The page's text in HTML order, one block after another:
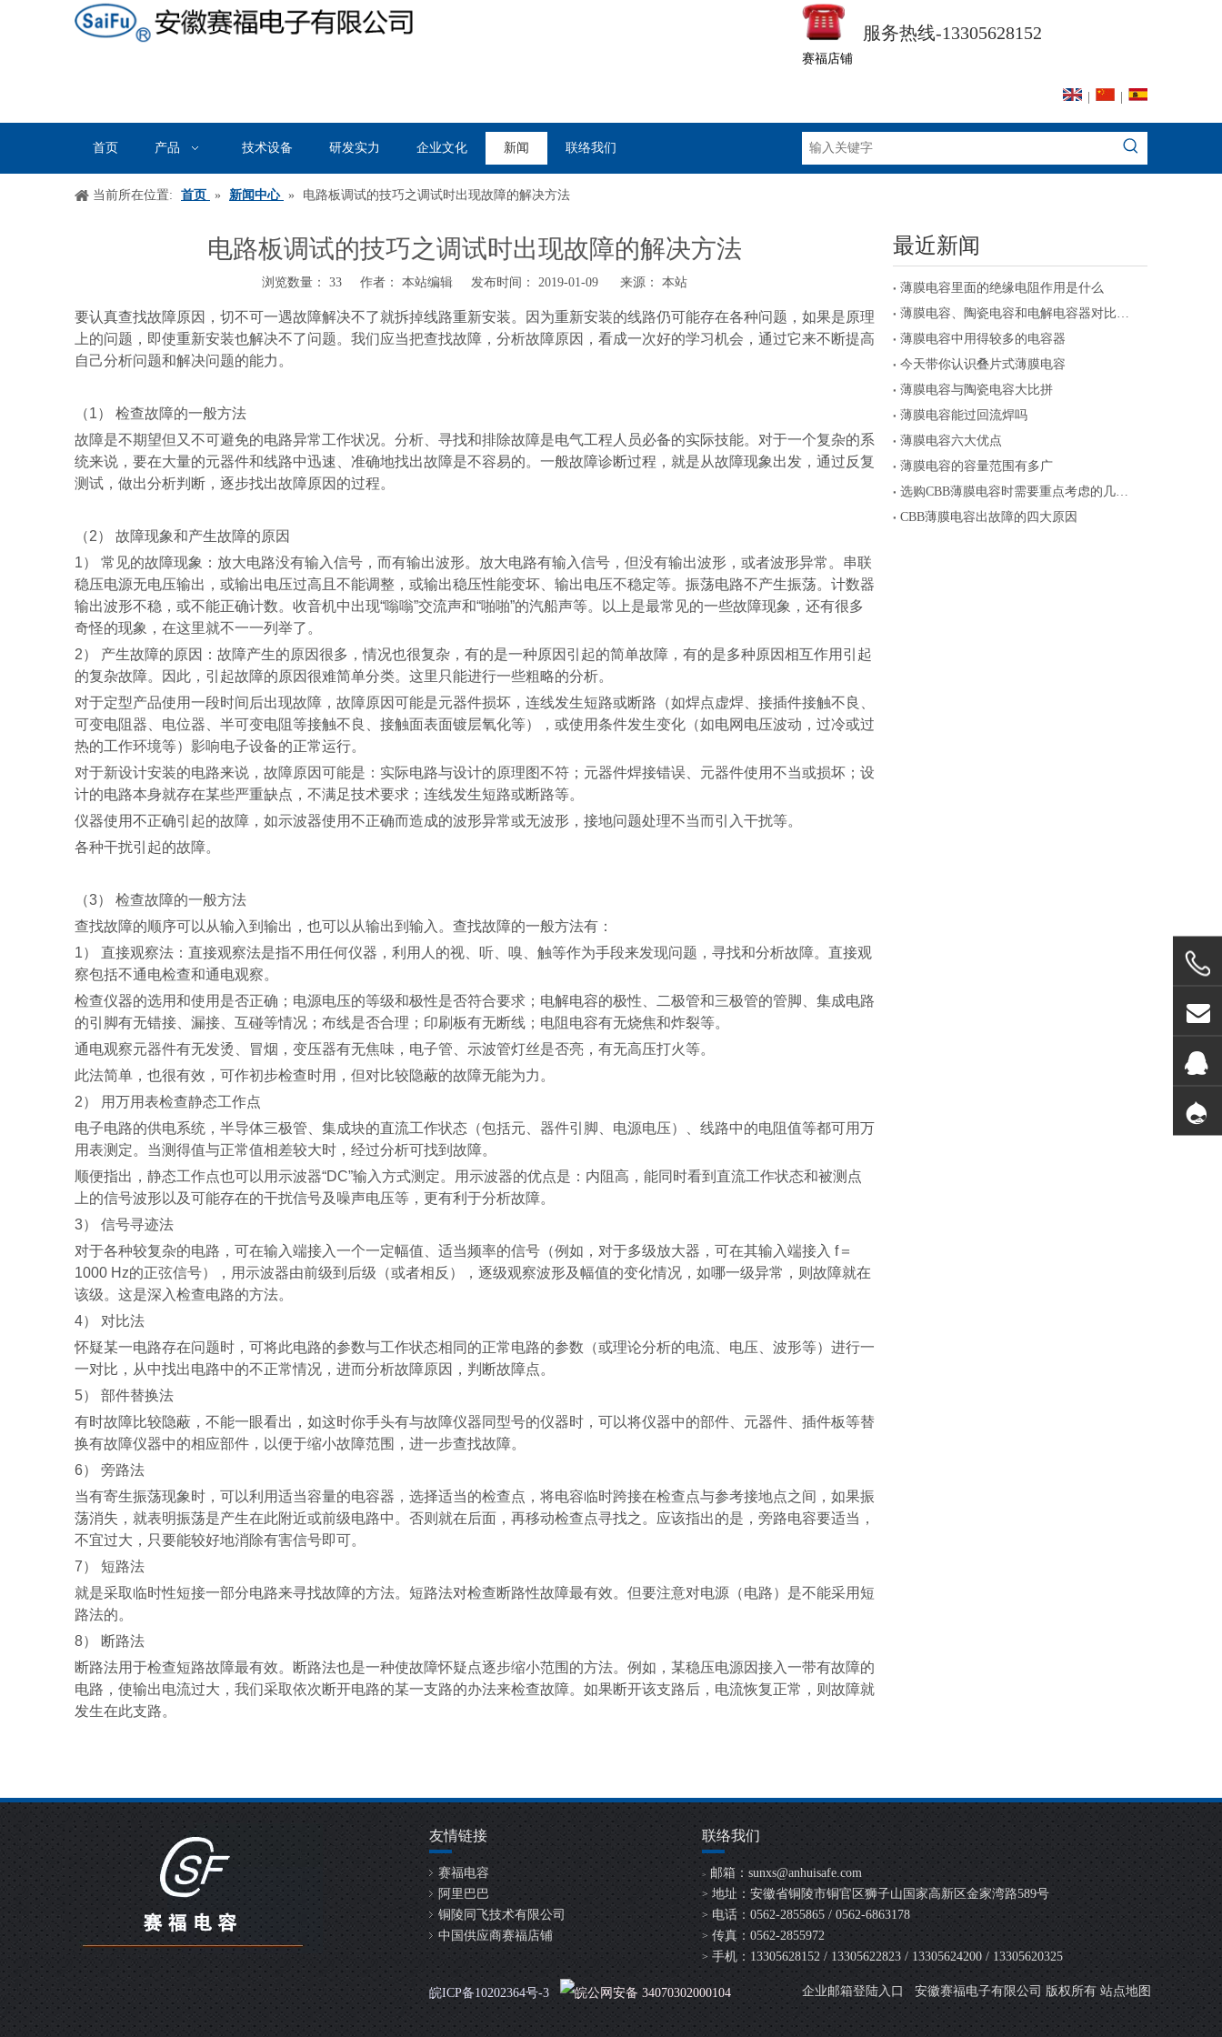
服务热线-13305628152
赛福店铺
首页 产品 技术设备 研发实力 企业文化 新闻 联络我们
当前所在位置: 首页 » 新闻中心 » 电路板调试的技巧之调试时出现故障的解决方法
电路板调试的技巧之调试时出现故障的解决方法
浏览数量： 33 作者： 本站编辑 发布时间： 2019-01-09 来源： 本站
["wechat","weibo","qzone","douban","email"]
要认真查找故障原因，切不可一遇故障解决不了就拆掉线路重新安装。因为重新安装的线路仍可能存在各种问题，如果是原理
上的问题，即使重新安装也解决不了问题。我们应当把查找故障，分析故障原因，看成一次好的学习机会，通过它来不断提高
自己分析问题和解决问题的能力。
（1） 检查故障的一般方法
故障是不期望但又不可避免的电路异常工作状况。分析、寻找和排除故障是电气工程人员必备的实际技能。对于一个复杂的系
统来说，要在大量的元器件和线路中迅速、准确地找出故障是不容易的。一般故障诊断过程，就是从故障现象出发，通过反复
测试，做出分析判断，逐步找出故障原因的过程。
（2） 故障现象和产生故障的原因
1） 常见的故障现象：放大电路没有输入信号，而有输出波形。放大电路有输入信号，但没有输出波形，或者波形异常。串联
稳压电源无电压输出，或输出电压过高且不能调整，或输出稳压性能变坏、输出电压不稳定等。振荡电路不产生振荡。计数器
输出波形不稳，或不能正确计数。收音机中出现“嗡嗡”交流声和“啪啪”的汽船声等。以上是最常见的一些故障现象，还有很多
奇怪的现象，在这里就不一一列举了。
2） 产生故障的原因：故障产生的原因很多，情况也很复杂，有的是一种原因引起的简单故障，有的是多种原因相互作用引起
的复杂故障。因此，引起故障的原因很难简单分类。这里只能进行一些粗略的分析。
对于定型产品使用一段时间后出现故障，故障原因可能是元器件损坏，连线发生短路或断路（如焊点虚焊、接插件接触不良、
可变电阻器、电位器、半可变电阻等接触不良、接触面表面镀层氧化等），或使用条件发生变化（如电网电压波动，过冷或过
热的工作环境等）影响电子设备的正常运行。
对于新设计安装的电路来说，故障原因可能是：实际电路与设计的原理图不符；元器件焊接错误、元器件使用不当或损坏；设
计的电路本身就存在某些严重缺点，不满足技术要求；连线发生短路或断路等。
仪器使用不正确引起的故障，如示波器使用不正确而造成的波形异常或无波形，接地问题处理不当而引入干扰等。
各种干扰引起的故障。
（3） 检查故障的一般方法
查找故障的顺序可以从输入到输出，也可以从输出到输入。查找故障的一般方法有：
1） 直接观察法：直接观察法是指不用任何仪器，利用人的视、听、嗅、触等作为手段来发现问题，寻找和分析故障。直接观
察包括不通电检查和通电观察。
检查仪器的选用和使用是否正确；电源电压的等级和极性是否符合要求；电解电容的极性、二极管和三极管的管脚、集成电路
的引脚有无错接、漏接、互碰等情况；布线是否合理；印刷板有无断线；电阻电容有无烧焦和炸裂等。
通电观察元器件有无发烫、冒烟，变压器有无焦味，电子管、示波管灯丝是否亮，有无高压打火等。
此法简单，也很有效，可作初步检查时用，但对比较隐蔽的故障无能为力。
2） 用万用表检查静态工作点
电子电路的供电系统，半导体三极管、集成块的直流工作状态（包括元、器件引脚、电源电压）、线路中的电阻值等都可用万
用表测定。当测得值与正常值相差较大时，经过分析可找到故障。
顺便指出，静态工作点也可以用示波器“DC”输入方式测定。用示波器的优点是：内阻高，能同时看到直流工作状态和被测点
上的信号波形以及可能存在的干扰信号及噪声电压等，更有利于分析故障。
3） 信号寻迹法
对于各种较复杂的电路，可在输入端接入一个一定幅值、适当频率的信号（例如，对于多级放大器，可在其输入端接入 f＝
1000 Hz的正弦信号），用示波器由前级到后级（或者相反），逐级观察波形及幅值的变化情况，如哪一级异常，则故障就在
该级。这是深入检查电路的方法。
4） 对比法
怀疑某一电路存在问题时，可将此电路的参数与工作状态相同的正常电路的参数（或理论分析的电流、电压、波形等）进行一
一对比，从中找出电路中的不正常情况，进而分析故障原因，判断故障点。
5） 部件替换法
有时故障比较隐蔽，不能一眼看出，如这时你手头有与故障仪器同型号的仪器时，可以将仪器中的部件、元器件、插件板等替
换有故障仪器中的相应部件，以便于缩小故障范围，进一步查找故障。
6） 旁路法
当有寄生振荡现象时，可以利用适当容量的电容器，选择适当的检查点，将电容临时跨接在检查点与参考接地点之间，如果振
荡消失，就表明振荡是产生在此附近或前级电路中。否则就在后面，再移动检查点寻找之。应该指出的是，旁路电容要适当，
不宜过大，只要能较好地消除有害信号即可。
7） 短路法
就是采取临时性短接一部分电路来寻找故障的方法。短路法对检查断路性故障最有效。但要注意对电源（电路）是不能采用短
路法的。
8） 断路法
断路法用于检查短路故障最有效。断路法也是一种使故障怀疑点逐步缩小范围的方法。例如，某稳压电源因接入一带有故障的
电路，使输出电流过大，我们采取依次断开电路的某一支路的办法来检查故障。如果断开该支路后，电流恢复正常，则故障就
发生在此支路。
最近新闻
薄膜电容里面的绝缘电阻作用是什么
薄膜电容、陶瓷电容和电解电容器对比及注意事项
薄膜电容中用得较多的电容器
今天带你认识叠片式薄膜电容
薄膜电容与陶瓷电容大比拼
薄膜电容能过回流焊吗
薄膜电容六大优点
薄膜电容的容量范围有多广
选购CBB薄膜电容时需要重点考虑的几个参数
CBB薄膜电容出故障的四大原因
友情链接
赛福电容
阿里巴巴
铜陵同飞技术有限公司
中国供应商赛福店铺
联络我们
> 邮箱： sunxs@anhuisafe.com
> 地址：安徽省铜陵市铜官区狮子山国家高新区金家湾路589号
> 电话：0562-2855865 / 0562-6863178
> 传真：0562-2855972
> 手机：13305628152 / 13305622823 / 13305624200 / 13305620325
皖ICP备10202364号-3 皖公网安备 34070302000104 企业邮箱登陆入口 安徽赛福电子有限公司 版权所有 站点地图